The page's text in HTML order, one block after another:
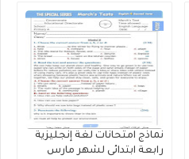
نماذج امتحانات لغة إنجليزية
رابعة ابتدائى لشهر مارس